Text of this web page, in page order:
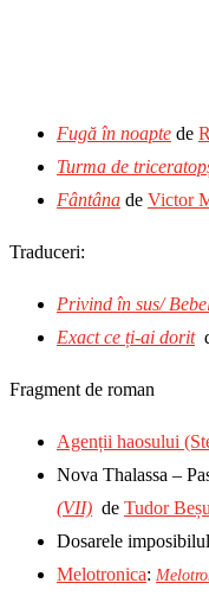
Fugă în noapte de
Turma de
Fântâna de Victor
Traduceri:
Privind în sus/
Exact ce ți-ai dorit
Fragment de roman
Agenții haosului
Nova Thalassa –
(VII) de Tudor
Dosarele
Melotronica: